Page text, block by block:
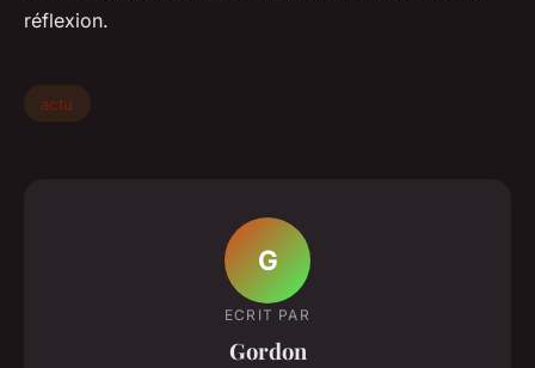
réflexion.
actu
G
ECRIT PAR
Gordon